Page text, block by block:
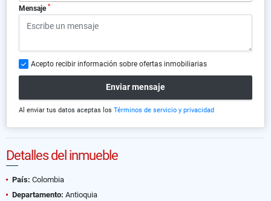
Mensaje *
Acepto recibir información sobre ofertas inmobiliarias
Enviar mensaje
Al enviar tus datos aceptas los Términos de servicio y privacidad
Detalles del inmueble
País: Colombia
Departamento: Antioquia